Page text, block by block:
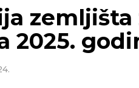
2025.